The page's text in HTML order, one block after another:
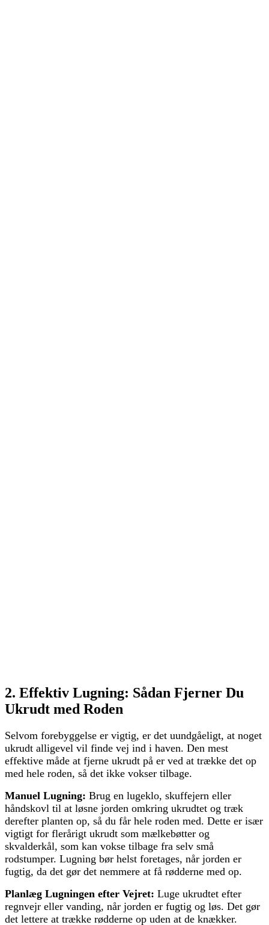
2. Effektiv Lugning: Sådan Fjerner Du
Ukrudt med Roden
Selvom forebyggelse er vigtig, er det uundgåeligt, at noget
ukrudt alligevel vil finde vej ind i haven. Den mest
effektive måde at fjerne ukrudt på er ved at trække det op
med hele roden, så det ikke vokser tilbage.
Manuel Lugning: Brug en lugeklo, skuffejern eller
håndskovl til at løsne jorden omkring ukrudtet og træk
derefter planten op, så du får hele roden med. Dette er især
vigtigt for flerårigt ukrudt som mælkebøtter og
skvalderkål, som kan vokse tilbage fra selv små
rodstumper. Lugning bør helst foretages, når jorden er
fugtig, da det gør det nemmere at få rødderne med op.
Planlæg Lugningen efter Vejret: Luge ukrudtet efter
regnvejr eller vanding, når jorden er fugtig og løs. Det gør
det lettere at trække rødderne op uden at de knækker.